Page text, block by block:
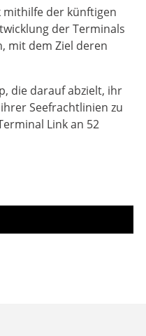
mithilfe der künftigen
der Terminals
mit dem Ziel deren
die darauf abzielt, ihr
Seefrachtlinien zu
Link an 52